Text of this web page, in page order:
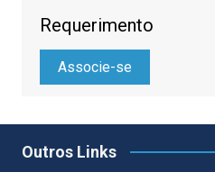
Requerimento
Associe-se
Outros Links